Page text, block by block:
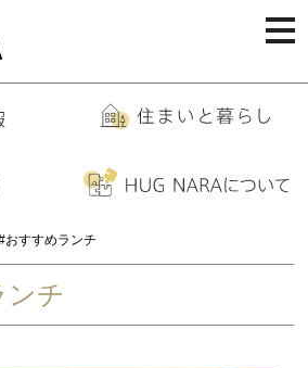
おすすめランチ
ンチ